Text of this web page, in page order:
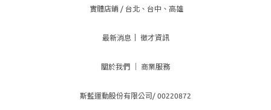
實體店鋪 / 台北、台中、高雄
最新消息 徵才資訊
關於我們 商業服務
斯藍運動股份有限公司/ 00220872